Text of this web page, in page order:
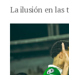
La ilusión en las